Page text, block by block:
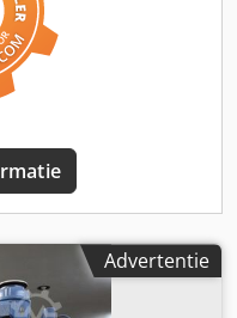
Acrek
Advertentie